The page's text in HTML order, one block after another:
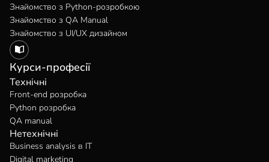
Знайомство з Python-розробкою
Знайомство з QA Manual
Знайомство з UI/UX дизайном
Курси-професії
Технічні
Front-end розробка
Python розробка
QA manual
Нетехнічні
Business analysis в IT
Digital marketing